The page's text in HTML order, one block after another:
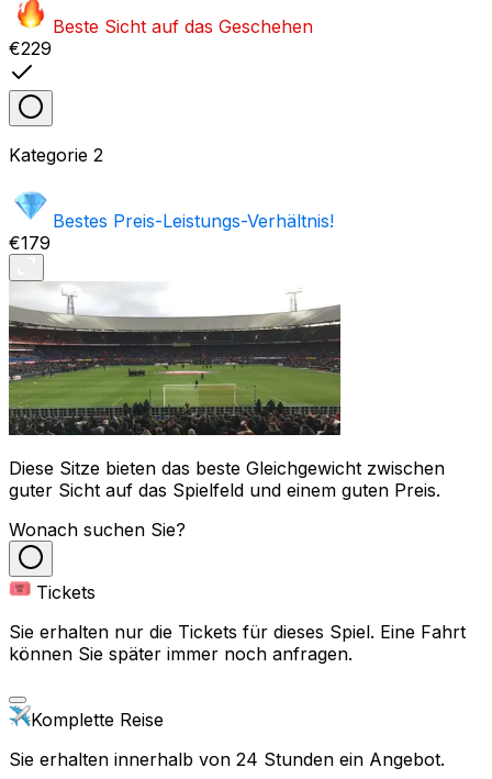
Beste Sicht auf das Geschehen
€229
Kategorie 2
Bestes Preis-Leistungs-Verhältnis!
€179
Diese Sitze bieten das beste Gleichgewicht zwischen
guter Sicht auf das Spielfeld und einem guten Preis.
Wonach suchen Sie?
Tickets
Sie erhalten nur die Tickets für dieses Spiel. Eine Fahrt
können Sie später immer noch anfragen.
Komplette Reise
Sie erhalten innerhalb von 24 Stunden ein Angebot.